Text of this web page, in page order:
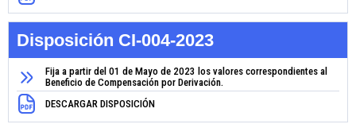
Disposición CI-004-2023
Fija a partir del 01 de Mayo de 2023 los valores correspondientes al
Beneficio de Compensación por Derivación.
DESCARGAR DISPOSICIÓN